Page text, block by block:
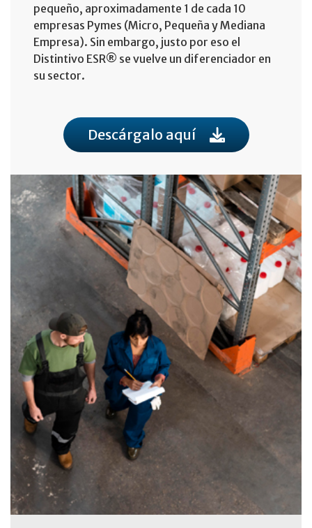
pequeño, aproximadamente 1 de cada 10
empresas Pymes (Micro, Pequeña y Mediana
Empresa). Sin embargo, justo por eso el
Distintivo ESR® se vuelve un diferenciador en
su sector.
Descárgalo aquí